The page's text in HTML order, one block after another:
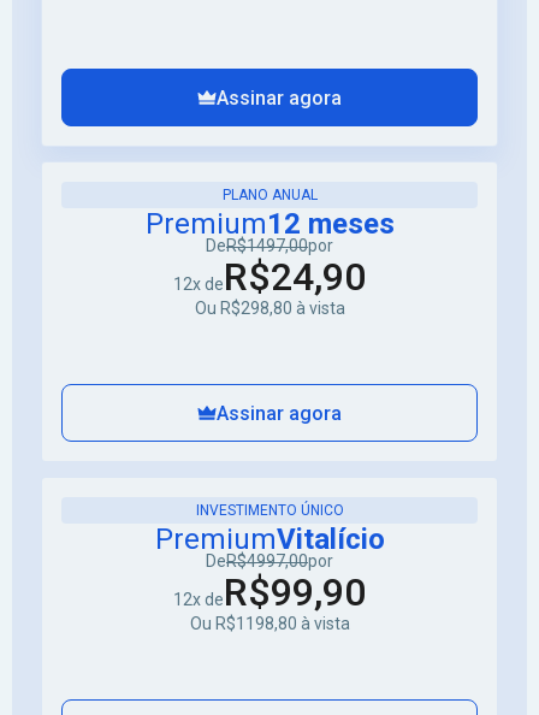
Assinar agora
PLANO ANUAL
Premium12 meses
DeR$1497,00por
12x deR$24,90
Ou R$298,80 à vista
Assinar agora
INVESTIMENTO ÚNICO
PremiumVitalício
DeR$4997,00por
12x deR$99,90
Ou R$1198,80 à vista